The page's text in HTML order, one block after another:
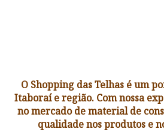
O Shopping das Telhas é um
Itaboraí e região. Com nossa
no mercado de material de
qualidade nos produtos e